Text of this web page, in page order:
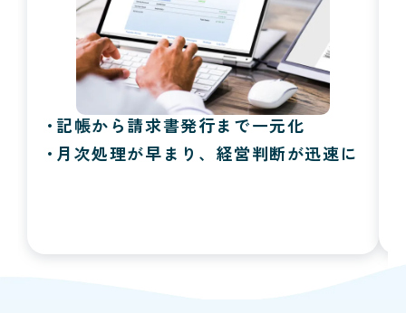
記帳から請求書発行まで一元化
月次処理が早まり、経営判断が迅速に